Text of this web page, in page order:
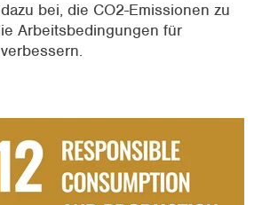
bei, die CO2-Emissionen zu
Arbeitsbedingungen für